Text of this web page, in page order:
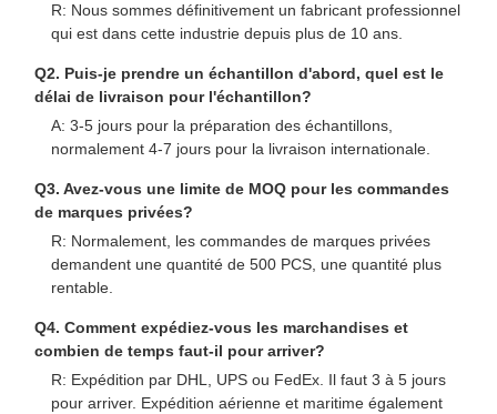
R: Nous sommes définitivement un fabricant professionnel
qui est dans cette industrie depuis plus de 10 ans.
Q2. Puis-je prendre un échantillon d'abord, quel est le
délai de livraison pour l'échantillon?
A: 3-5 jours pour la préparation des échantillons,
normalement 4-7 jours pour la livraison internationale.
Q3. Avez-vous une limite de MOQ pour les commandes
de marques privées?
R: Normalement, les commandes de marques privées
demandent une quantité de 500 PCS, une quantité plus
rentable.
Q4. Comment expédiez-vous les marchandises et
combien de temps faut-il pour arriver?
R: Expédition par DHL, UPS ou FedEx. Il faut 3 à 5 jours
pour arriver. Expédition aérienne et maritime également